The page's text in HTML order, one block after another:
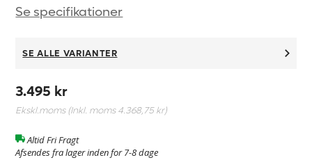
Se specifikationer
SE ALLE VARIANTER
3.495 kr
Ekskl.moms (Inkl. moms4.368,75 kr)
Altid Fri Fragt
Afsendes fra lager inden for 7-8 dage